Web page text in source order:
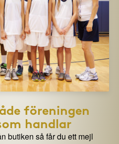
föreningen
handlar
butiken så får du ett mejl